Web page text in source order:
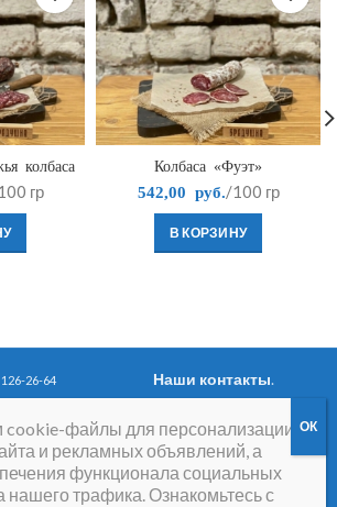
колбаса
гр
Колбаса «Фуэт»
542,00 руб. /100 гр
В КОРЗИНУ
26-64 Наши контакты.
.
файлы для персонализации
и рекламных объявлений, а
функционала социальных
нашего трафика. Ознакомьтесь с